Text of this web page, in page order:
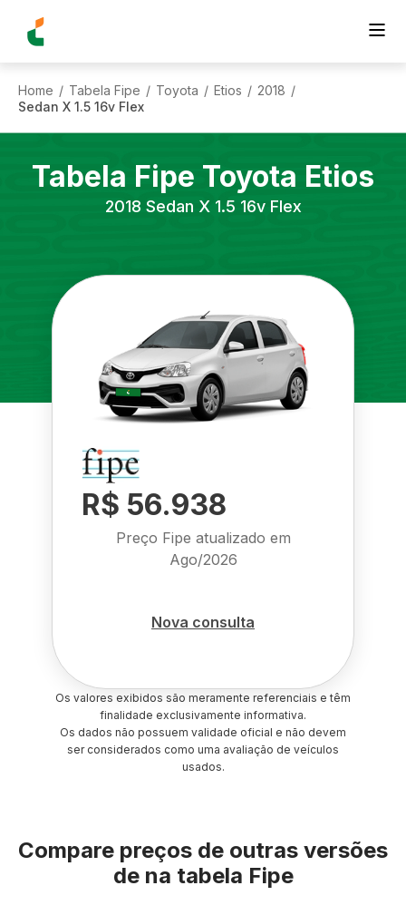
Home / Tabela Fipe / Toyota / Etios / 2018 /
Sedan X 1.5 16v Flex
Tabela Fipe Toyota Etios
2018 Sedan X 1.5 16v Flex
R$ 56.938
Preço Fipe atualizado em
Ago/2026
Nova consulta
Os valores exibidos são meramente referenciais e têm
finalidade exclusivamente informativa.
Os dados não possuem validade oficial e não devem
ser considerados como uma avaliação de veículos
usados.
Compare preços de outras versões
de na tabela Fipe